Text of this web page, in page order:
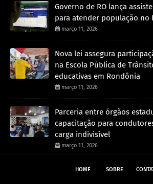
Governo de RO lança
para atender população no
março 11, 2026
Nova lei assegura
na Escola Pública de
educativas em Rondônia
março 11, 2026
Parceria entre órgãos
capacitação para
carga indivisível
março 11, 2026
HOME SOBRE